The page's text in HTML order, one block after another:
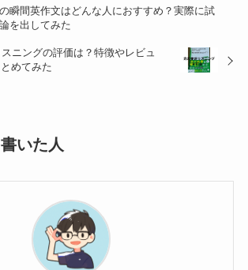
瞬間英作文はどんな人におすすめ？実際に試
を出してみた
ニングの評価は？特徴やレビュ
めてみた
いた人